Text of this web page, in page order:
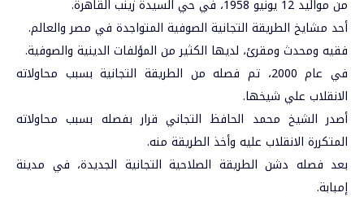
من مواليد 12 يونيو 1958، في حي السيدة زينب القاهرة.
أحد مشايخ الطريقة التجانية الصوفية المتواجدة في مصر والعالم.
فقيه ومحدث ومقرئ، لديها الكثير من المؤلفات الدينية والصوفية.
في عام 2000، تم فصله من الطريقة التجانية بسبب محاولاته
الانقلاب علي شيخها.
أصدر الشيخ محمد الحافظ التجاني قرار بفصله بسبب محاولاته
المتكررة الانقلاب عليه وأخذ الطريقة منه.
بعد فصله دشن الطريقة الصلاحية التجانية الجديدة، في مدينة
إمبابة.